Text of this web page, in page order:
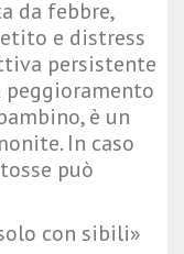
da febbre,
e distress
persistente
peggioramento
è un
In caso
può
con sibili»